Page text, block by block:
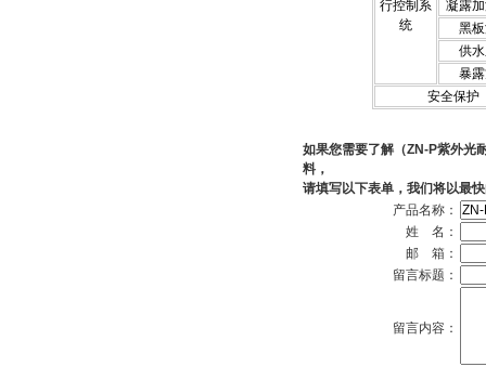
行控制系
统
凝露
黑
供
暴
安全保护
如果您需要了解（ZN-P紫外光
料，
请填写以下表单，我们将以最
产品名称：
姓 名：
邮 箱：
留言标题：
留言内容：